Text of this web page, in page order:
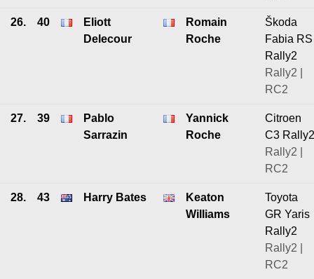
26. 40
Eliott
Delecour
Romain
Roche
Škoda
Fabia RS
Rally2
Rally2 |
RC2
27. 39
Pablo
Sarrazin
Yannick
Roche
Citroen
C3 Rally2
Rally2 |
RC2
28. 43 Harry Bates
Keaton
Williams
Toyota
GR Yaris
Rally2
Rally2 |
RC2